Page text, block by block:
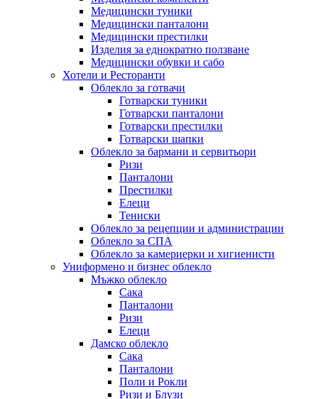
Медицински туники
Медицински панталони
Медицински престилки
Изделия за еднократно ползване
Медицински обувки и сабо
Хотели и Ресторанти
Облекло за готвачи
Готварски туники
Готварски панталони
Готварски престилки
Готварски шапки
Облекло за бармани и сервитьори
Ризи
Панталони
Престилки
Елеци
Тениски
Облекло за рецепции и администрации
Облекло за СПА
Облекло за камериерки и хигиенисти
Униформено и бизнес облекло
Мъжко облекло
Сака
Панталони
Ризи
Елеци
Дамско облекло
Сака
Панталони
Поли и Рокли
Ризи и Блузи